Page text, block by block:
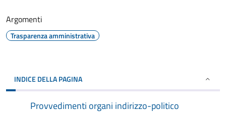
Argomenti
Trasparenza amministrativa
INDICE DELLA PAGINA
Provvedimenti organi indirizzo-politico